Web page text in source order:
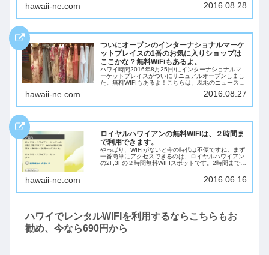
hawaii-ne.com 2016.08.28
ついにオープンのインターナショナルマーケ
ットプレイスの1番のお気に入りショップは
ここかな？無料WiFiもあるよ。
ハワイ時間2016年8月25日/にインターナショナルマ
ーケットプレイスがついにリニュアルオープンしまし
た。無料WIFIもあるよ！こちらは、現地のニュースで
す。ワイキキに住む人、働く人がみな待ちわびていま
した。リニュアルオープンまでとても長く...
hawaii-ne.com 2016.08.27
ロイヤルハワイアンの無料WIFIは、２時間ま
で利用できます。
やっぱり、WIFIがないと今の時代は不便ですね。まず
一番簡単にアクセスできるのは、ロイヤルハワイアン
の2F,3Fの２時間無料WIFIスポットです。2時間までな
あえず、ロイヤルハワイアンにはみな...
hawaii-ne.com 2016.06.16
ハワイでレンタルWIFIを利用するならこちらもお
勧め、今なら690円から